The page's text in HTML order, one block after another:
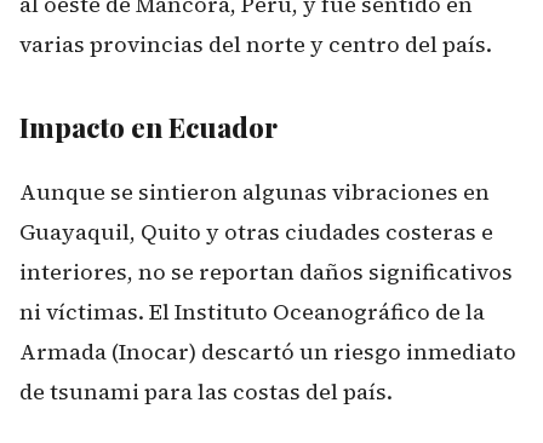
varias provincias del norte y centro del país.
Impacto en Ecuador
Aunque se sintieron algunas vibraciones en
Guayaquil, Quito y otras ciudades costeras e
interiores, no se reportan daños significativos
ni víctimas. El Instituto Oceanográfico de la
Armada (Inocar) descartó un riesgo inmediato
de tsunami para las costas del país.